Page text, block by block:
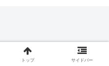
トップ サイドバー